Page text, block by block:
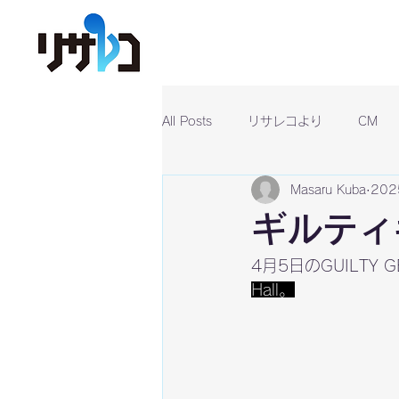
All Posts リサレコより CM
ギルテ
Masaru Kuba
4月5日のGUILTY
Hall。